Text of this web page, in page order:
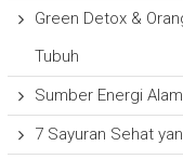
Green Detox &
Tubuh
Sumber Energi
7 Sayuran Sehat